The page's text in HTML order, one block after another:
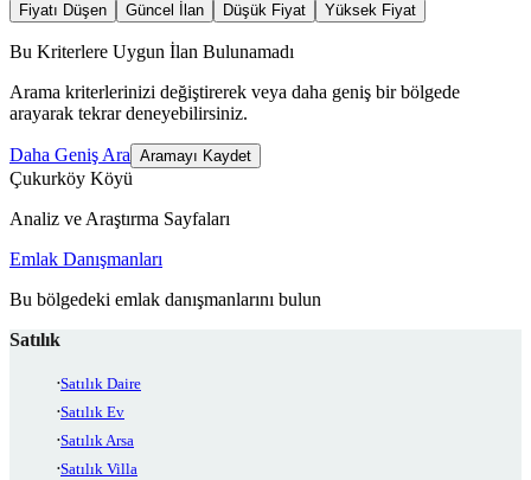
Fiyatı Düşen Güncel İlan Düşük Fiyat Yüksek Fiyat
Bu Kriterlere Uygun İlan Bulunamadı
Arama kriterlerinizi değiştirerek veya daha geniş bir bölgede
arayarak tekrar deneyebilirsiniz.
Daha Geniş Ara Aramayı Kaydet
Çukurköy Köyü
Analiz ve Araştırma Sayfaları
Emlak Danışmanları
Bu bölgedeki emlak danışmanlarını bulun
Satılık
Satılık Daire
Satılık Ev
Satılık Arsa
Satılık Villa